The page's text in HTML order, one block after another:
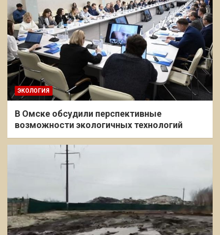
ЭКОЛОГИЯ
В Омске обсудили перспективные
возможности экологичных технологий